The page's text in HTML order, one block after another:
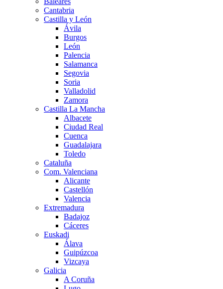
Cantabria
Castilla y León
Ávila
Burgos
León
Palencia
Salamanca
Segovia
Soria
Valladolid
Zamora
Castilla La Mancha
Albacete
Ciudad Real
Cuenca
Guadalajara
Toledo
Cataluña
Com. Valenciana
Alicante
Castellón
Valencia
Extremadura
Badajoz
Cáceres
Euskadi
Álava
Guipúzcoa
Vizcaya
Galicia
A Coruña